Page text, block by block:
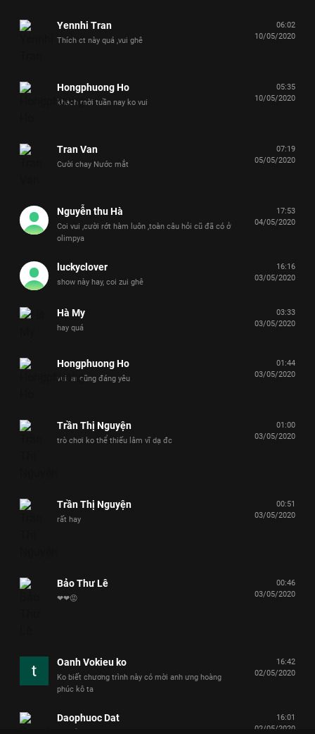
Yennhi Tran
Thích ct này quá ,vui ghê
06:02
10/05/2020
Hongphuong Ho
khách mời tuần nay ko vui
05:35
10/05/2020
Tran Van
Cười chay Nước mắt
07:19
05/05/2020
Nguyễn thu Hà
Coi vui ,cười rớt hàm luôn ,toàn câu hỏi cũ đã có ở
olimpya
17:53
04/05/2020
luckyclover
show này hay, coi zui ghê
16:16
03/05/2020
Hà My
hay quá
03:33
03/05/2020
Hongphuong Ho
vui. ai cũng đáng yêu
01:44
03/05/2020
Trần Thị Nguyện
trò chơi ko thể thiếu lâm vĩ dạ đc
01:00
03/05/2020
Trần Thị Nguyện
rất hay
00:51
03/05/2020
Bảo Thư Lê
❤❤😡
00:46
03/05/2020
Oanh Vokieu ko
Ko biết chương trình này có mời anh ưng hoàng
phúc kô ta
16:42
02/05/2020
Daophuoc Dat
16:01
02/05/2020